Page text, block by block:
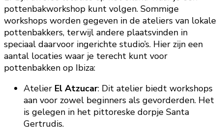
pottenbakworkshop kunt volgen. Sommige
workshops worden gegeven in de ateliers van lokale
pottenbakkers, terwijl andere plaatsvinden in
speciaal daarvoor ingerichte studio’s. Hier zijn een
aantal locaties waar je terecht kunt voor
pottenbakken op Ibiza:
Atelier El Atzucar: Dit atelier biedt workshops
aan voor zowel beginners als gevorderden. Het
is gelegen in het pittoreske dorpje Santa
Gertrudis.